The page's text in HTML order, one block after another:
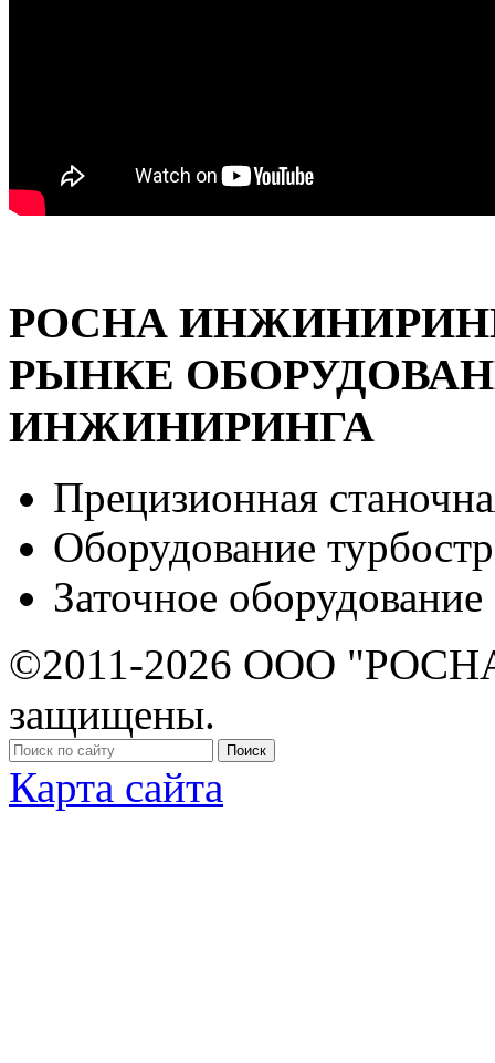
РОСНА
РЫНКЕ
ИНЖИНИРИНГА
Прецизионная
Оборудование
Заточное оборудование
©2011-2026 ООО
защищены.
Карта сайта